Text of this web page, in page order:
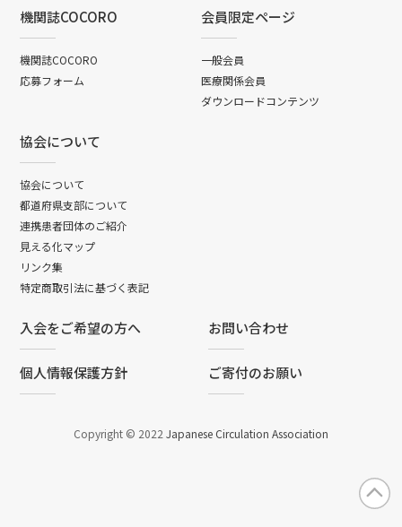
機関誌COCORO
機関誌COCORO
応募フォーム
会員限定ページ
一般会員
医療関係会員
ダウンロードコンテンツ
協会について
協会について
都道府県支部について
連携患者団体のご紹介
見える化マップ
リンク集
特定商取引法に基づく表記
入会をご希望の方へ お問い合わせ
個人情報保護方針 ご寄付のお願い
Copyright © 2022Japanese Circulation Association